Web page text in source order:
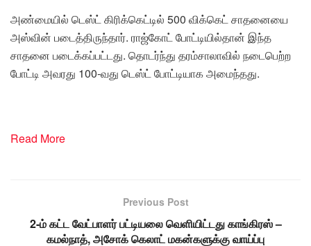
அண்மையில் டெஸ்ட் கிரிக்கெட்டில் 500 விக்கெட் சாதனையை
அஸ்வின் படைத்திருந்தார். ராஜ்கோட் போட்டியில்தான் இந்த
சாதனை படைக்கப்பட்டது. தொடர்ந்து தரம்சாலாவில் நடைபெற்ற
போட்டி அவரது 100-வது டெஸ்ட் போட்டியாக அமைந்தது.
Read More
Previous Post
2-ம் கட்ட வேட்பாளர் பட்டியலை வெளியிட்டது காங்கிரஸ் –
கமல்நாத், அசோக் கெலாட் மகன்களுக்கு வாய்ப்பு